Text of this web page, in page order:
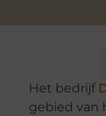
Het bedrijf
gebied van